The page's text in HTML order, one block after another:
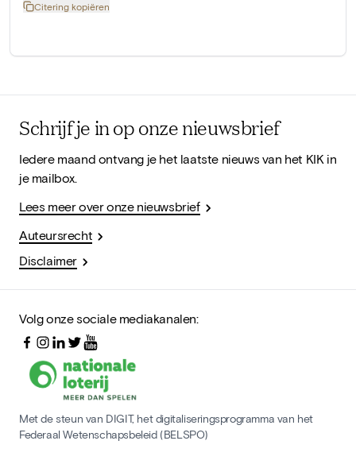
Citering kopiëren
Schrijf je in op onze nieuwsbrief
Iedere maand ontvang je het laatste nieuws van het KIK in
je mailbox.
Lees meer over onze nieuwsbrief
Auteursrecht
Disclaimer
Volg onze sociale mediakanalen:
Met de steun van DIGIT, het digitaliseringsprogramma van het
Federaal Wetenschapsbeleid (BELSPO)